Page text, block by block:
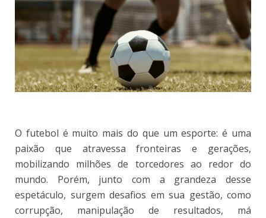
O futebol é muito mais do que um esporte: é uma
paixão que atravessa fronteiras e gerações,
mobilizando milhões de torcedores ao redor do
mundo. Porém, junto com a grandeza desse
espetáculo, surgem desafios em sua gestão, como
corrupção, manipulação de resultados, má